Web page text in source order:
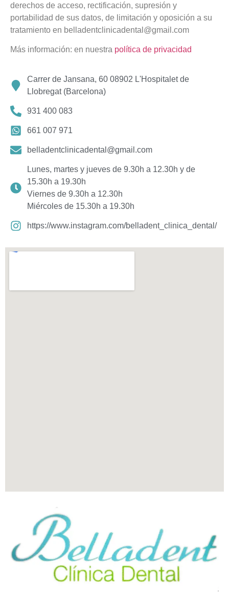
derechos de acceso, rectificación, supresión y
portabilidad de sus datos, de limitación y oposición a su
tratamiento en belladentclinicadental@gmail.com
Más información: en nuestra política de privacidad
Carrer de Jansana, 60 08902 L'Hospitalet de
Llobregat (Barcelona)
931 400 083
661 007 971
belladentclinicadental@gmail.com
Lunes, martes y jueves de 9.30h a 12.30h y de
15.30h a 19.30h
Viernes de 9.30h a 12.30h
Miércoles de 15.30h a 19.30h
https://www.instagram.com/belladent_clinica_dental/